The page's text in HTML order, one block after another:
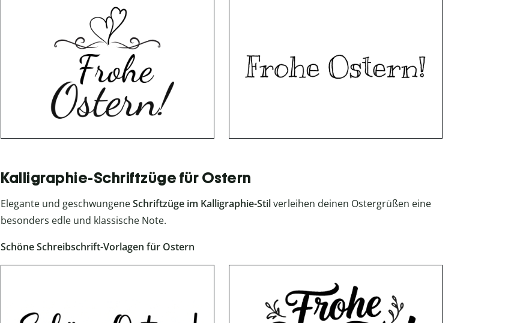
Kalligraphie-Schriftzüge für Ostern
Elegante und geschwungeneSchriftzüge im Kalligraphie-Stilverleihen deinen Ostergrüßen eine
besonders edle und klassische Note.
Schöne Schreibschrift-Vorlagen für Ostern